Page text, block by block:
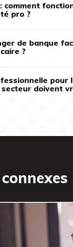
comment
pro ?
de banque
?
pour
doivent